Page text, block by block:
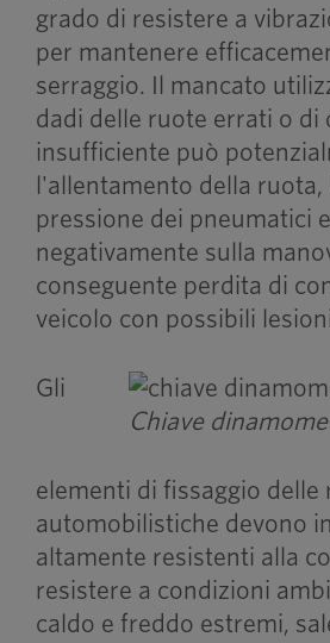
grado di resistere a
per mantenere
serraggio. Il mancato
dadi delle ruote errati o di
insufficiente può
l'allentamento della ruota,
pressione dei pneumatici
negativamente sulla
conseguente perdita di
veicolo con possibili
Chiave
Gli
elementi di fissaggio delle
automobilistiche devono
altamente resistenti alla
resistere a condizioni
caldo e freddo estremi,